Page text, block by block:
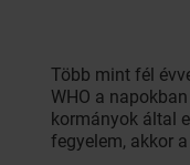
Több mint fél
WHO a
kormányok által
fegyelem, akkor